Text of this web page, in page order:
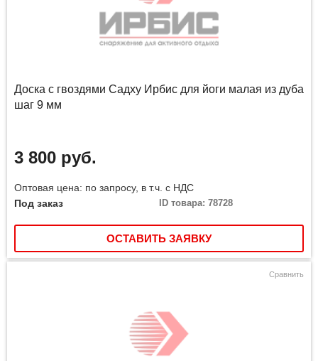
Доска с гвоздями Садху Ирбис для йоги малая из дуба
шаг 9 мм
3 800 руб.
Оптовая цена: по запросу, в т.ч. с НДС
Под заказ
ID товара: 78728
ОСТАВИТЬ ЗАЯВКУ
Сравнить